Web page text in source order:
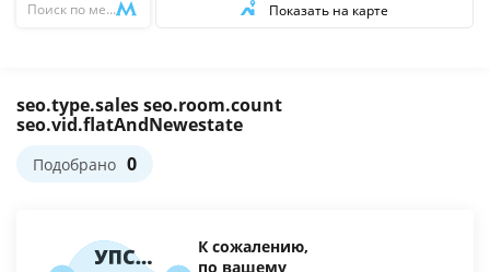
Показать на карте
seo.type.sales seo.room.count
seo.vid.flatAndNewestate
Подобрано 0
К сожалению,
по вашему